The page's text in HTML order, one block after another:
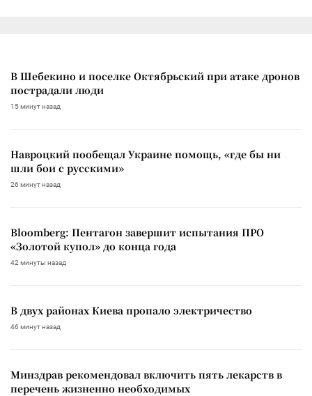
В Шебекино и поселке Октябрьский при атаке дронов
пострадали люди
15 минут назад
Навроцкий пообещал Украине помощь, «где бы ни
шли бои с русскими»
26 минут назад
Bloomberg: Пентагон завершит испытания ПРО
«Золотой купол» до конца года
42 минуты назад
В двух районах Киева пропало электричество
46 минут назад
Минздрав рекомендовал включить пять лекарств в
перечень жизненно необходимых